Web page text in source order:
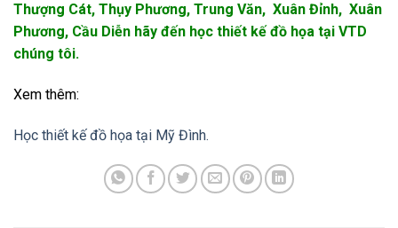
Thượng Cát, Thụy Phương, Trung Văn, Xuân Đỉnh, Xuân
Phương, Cầu Diễn hãy đến học thiết kế đồ họa tại VTD
chúng tôi.
Xem thêm:
Học thiết kế đồ họa tại Mỹ Đình.